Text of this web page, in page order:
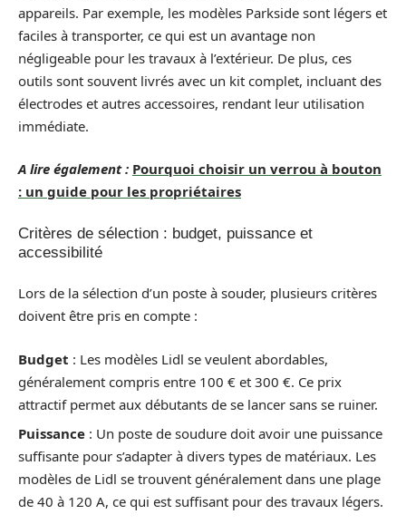
appareils. Par exemple, les modèles Parkside sont légers et
faciles à transporter, ce qui est un avantage non
négligeable pour les travaux à l’extérieur. De plus, ces
outils sont souvent livrés avec un kit complet, incluant des
électrodes et autres accessoires, rendant leur utilisation
immédiate.
A lire également : Pourquoi choisir un verrou à bouton
: un guide pour les propriétaires
Critères de sélection : budget, puissance et
accessibilité
Lors de la sélection d’un poste à souder, plusieurs critères
doivent être pris en compte :
Budget : Les modèles Lidl se veulent abordables,
généralement compris entre 100 € et 300 €. Ce prix
attractif permet aux débutants de se lancer sans se ruiner.
Puissance : Un poste de soudure doit avoir une puissance
suffisante pour s’adapter à divers types de matériaux. Les
modèles de Lidl se trouvent généralement dans une plage
de 40 à 120 A, ce qui est suffisant pour des travaux légers.